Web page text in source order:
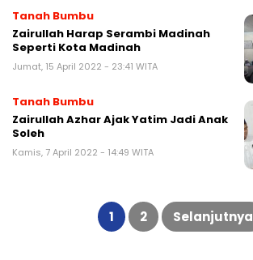
Tanah Bumbu
Zairullah Harap Serambi Madinah
Seperti Kota Madinah
Jumat, 15 April 2022 - 23:41 WITA
Tanah Bumbu
Zairullah Azhar Ajak Yatim Jadi Anak
Soleh
Kamis, 7 April 2022 - 14:49 WITA
Paginasi
1 2 Selanjutnya